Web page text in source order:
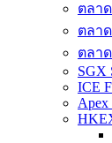
ตลา
ตลาด
ตลาด
SGX
ICE
Apex